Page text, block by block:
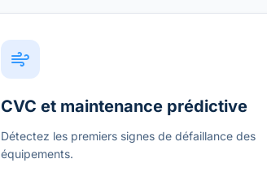
CVC et maintenance prédictive
Détectez les premiers signes de défaillance des
équipements.